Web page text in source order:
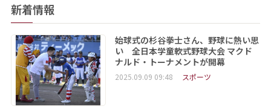
新着情報
始球式の杉谷拳士さん、野球に熱い思
い 全日本学童軟式野球大会 マクド
ナルド・トーナメントが開幕
2025.09.09 09:48 スポーツ